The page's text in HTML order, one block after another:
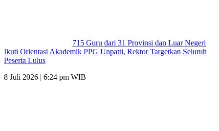
715 Guru dari 31 Provinsi dan Luar Negeri
Ikuti Orientasi Akademik PPG Unpatti, Rektor Targetkan Seluruh
Peserta Lulus
8 Juli 2026 | 6:24 pm WIB